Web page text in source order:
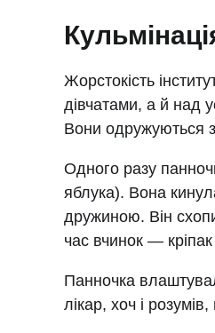
Жорстокість
дівчатами, а й над
Вони одружуються
Одного разу
яблука). Вона
дружиною. Він
час вчинок —
Панночка
лікар, хоч і